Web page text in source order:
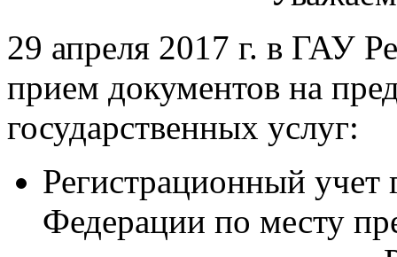
29 апреля 2017 г. в ГАУ
прием документов на
государственных услуг:
Регистрационный учет
Федерации по месту